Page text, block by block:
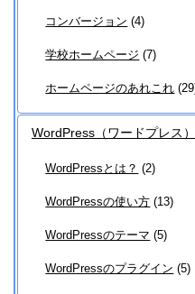
コンバージョン (4)
学校ホームページ (7)
ホームページのあれこれ
WordPress（ワードプレス）
WordPressとは？ (2)
WordPressの使い方 (13)
WordPressのテーマ (5)
WordPressのプラグイン (5)